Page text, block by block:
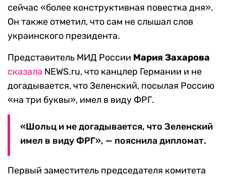
сейчас «более конструктивная повестка дня».
Он также отметил, что сам не слышал слов
украинского президента.
Представитель МИД России Мария Захарова
сказала NEWS.ru, что канцлер Германии и не
догадывается, что Зеленский, посылая Россию
«на три буквы», имел в виду ФРГ.
«Шольц и не догадывается, что Зеленский
имел в виду ФРГ», — пояснила дипломат.
Первый заместитель председателя комитета